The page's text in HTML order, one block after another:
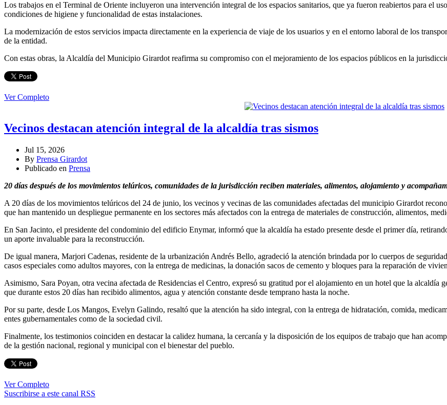
Los trabajos en el Terminal de Oriente incluyeron una intervención integral de los espacios sanitarios, que ya fueron reabiertos para el
condiciones de higiene y funcionalidad de estas instalaciones.
La modernización de estos servicios impacta directamente en la experiencia de viaje de los usuarios y en el entorno laboral de los
de la entidad.
Con estas obras, la Alcaldía del Municipio Girardot reafirma su compromiso con el mejoramiento de los espacios públicos en la
Ver Completo
Vecinos destacan atención integral de la alcaldía tras sismos
Jul 15, 2026
By Prensa Girardot
Publicado en Prensa
20 días después de los movimientos telúricos, comunidades de la jurisdicción reciben materiales, alimentos, alojamiento y
A 20 días de los movimientos telúricos del 24 de junio, los vecinos y vecinas de las comunidades afectadas del municipio Girardot
que han mantenido un despliegue permanente en los sectores más afectados con la entrega de materiales de construcción, alimentos,
En San Jacinto, el presidente del condominio del edificio Enymar, informó que la alcaldía ha estado presente desde el primer día,
un aporte invaluable para la reconstrucción.
De igual manera, Marjori Cadenas, residente de la urbanización Andrés Bello, agradeció la atención brindada por lo cuerpos de
casos especiales como adultos mayores, con la entrega de medicinas, la donación sacos de cemento y bloques para la reparación de
Asimismo, Sara Poyan, otra vecina afectada de Residencias el Centro, expresó su gratitud por el alojamiento en un hotel que la alcaldía
que durante estos 20 días han recibido alimentos, agua y atención constante desde temprano hasta la noche.
Por su parte, desde Los Mangos, Evelyn Galindo, resaltó que la atención ha sido integral, con la entrega de hidratación, comida,
entes gubernamentales como de la sociedad civil.
Finalmente, los testimonios coinciden en destacar la calidez humana, la cercanía y la disposición de los equipos de trabajo que han
de la gestión nacional, regional y municipal con el bienestar del pueblo.
Ver Completo
Suscribirse a este canal RSS